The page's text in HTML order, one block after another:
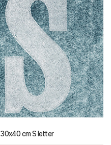
30x40 cm S letter